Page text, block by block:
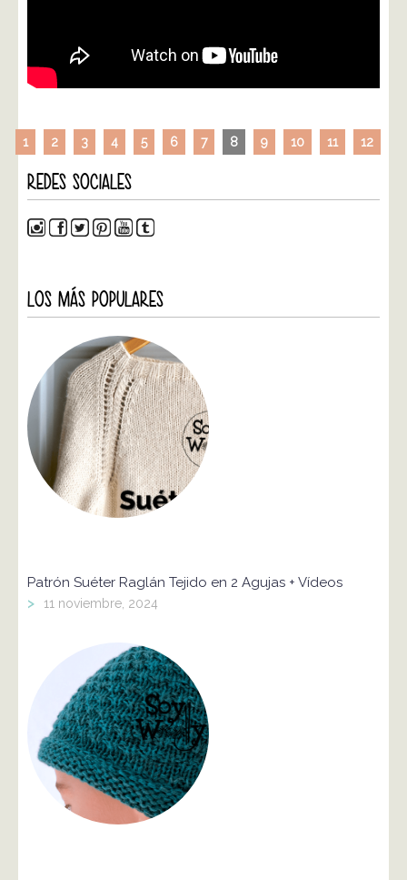
1 2 3 4 5 6 7 8 9 10 11 12
REDES SOCIALES
LOS MÁS POPULARES
Patrón Suéter Raglán Tejido en 2 Agujas + Vídeos
> 11 noviembre, 2024